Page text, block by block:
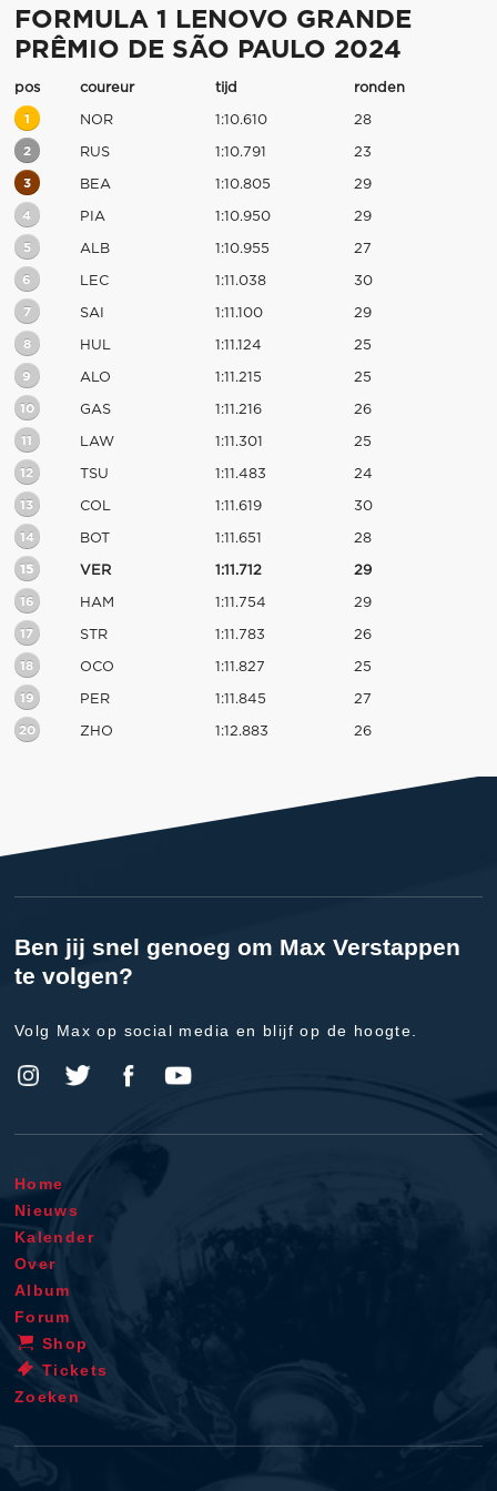
FORMULA 1 LENOVO GRANDE
PRÊMIO DE SÃO PAULO 2024
pos coureur tijd ronden
1 NOR 1:10.610 28
2 RUS 1:10.791 23
3 BEA 1:10.805 29
4 PIA 1:10.950 29
5 ALB 1:10.955 27
6 LEC 1:11.038 30
7 SAI 1:11.100 29
8 HUL 1:11.124 25
9 ALO 1:11.215 25
10 GAS 1:11.216 26
11 LAW 1:11.301 25
12 TSU 1:11.483 24
13 COL 1:11.619 30
14 BOT 1:11.651 28
15 VER 1:11.712 29
16 HAM 1:11.754 29
17 STR 1:11.783 26
18 OCO 1:11.827 25
19 PER 1:11.845 27
20 ZHO 1:12.883 26
Ben jij snel genoeg om Max Verstappen
te volgen?
Volg Max op social media en blijf op de hoogte.
Home
Nieuws
Kalender
Over
Album
Forum
Shop
Tickets
Zoeken